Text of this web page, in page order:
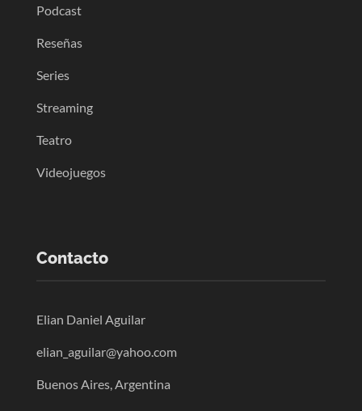
Podcast
Reseñas
Series
Streaming
Teatro
Videojuegos
Contacto
Elian Daniel Aguilar
elian_aguilar@yahoo.com
Buenos Aires, Argentina